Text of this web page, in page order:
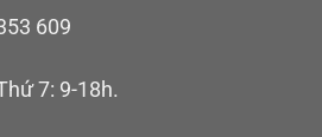
609
7: 9-18h.